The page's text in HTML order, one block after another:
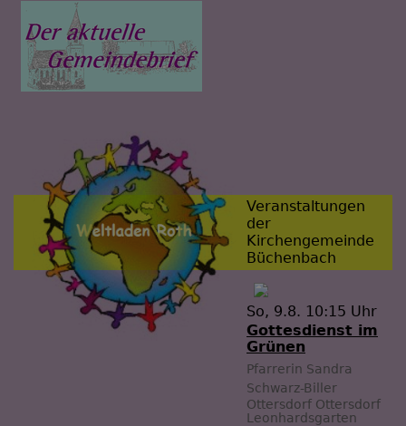
Veranstaltungen
der
Kirchengemeinde
Büchenbach
So, 9.8. 10:15 Uhr
Gottesdienst im
Grünen
Pfarrerin Sandra
Schwarz-Biller
Ottersdorf Ottersdorf
Leonhardsgarten